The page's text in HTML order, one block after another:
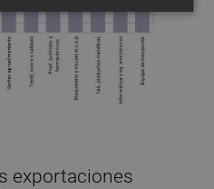
exportaciones